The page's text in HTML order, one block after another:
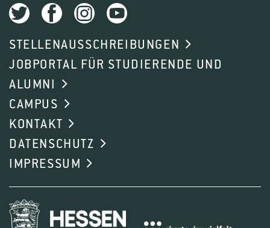
STELLENAUSSCHREIBUNGEN
JOBPORTAL FÜR STUDIERENDE UND
ALUMNI
CAMPUS
KONTAKT
DATENSCHUTZ
IMPRESSUM